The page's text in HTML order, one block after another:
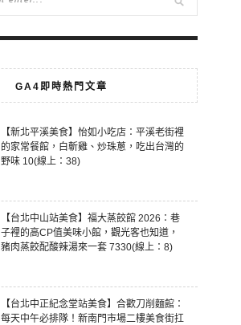
GA4即時熱門文章
【新北平溪美食】怡如小吃店：平溪老街裡
的家常餐館，白斬雞、炒珠蔥，吃出台灣的
野味 10(線上：38)
【台北中山站美食】福大蒸餃館 2026：巷
子裡的高CP值美味小館，觀光客也知道，
豬肉蒸餃配酸辣湯來一套 7330(線上：8)
【台北中正紀念堂站美食】合歡刀削麵館：
每天中午必排隊！新南門市場二樓美食街扛